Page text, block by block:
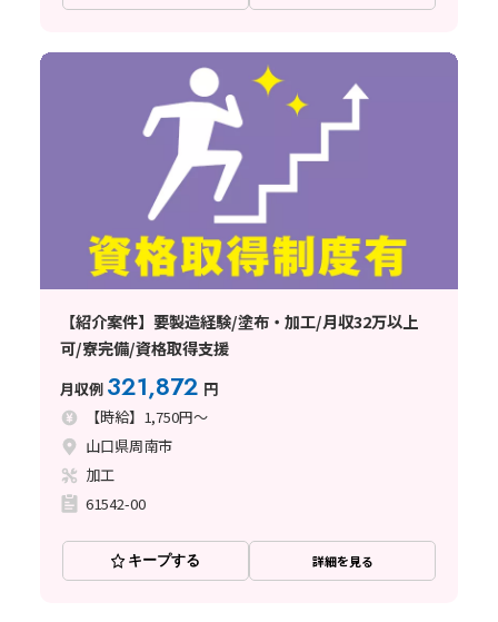
【紹介案件】要製造経験/塗布・加工/月収32万以上
可/寮完備/資格取得支援
月収例 321,872 円
【時給】1,750円～
山口県周南市
加工
61542-00
キープする 詳細を見る